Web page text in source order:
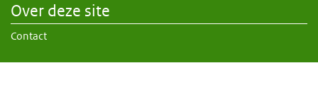
Over deze site
Contact